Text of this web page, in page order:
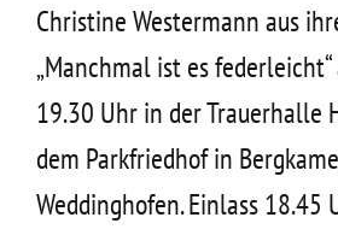
Kontakt
Christine Westermann aus
„Manchmal ist es
19.30 Uhr in der Trauerhalle
dem Parkfriedhof in
Weddinghofen. Einlass 18.45